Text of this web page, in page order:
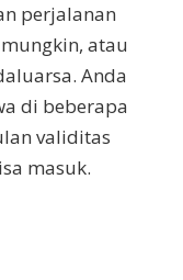
perjalanan
atau
Anda
di beberapa
validitas
masuk.